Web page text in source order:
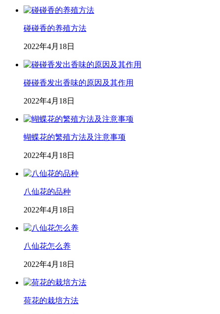
碰碰香的养殖方法
2022年4月18日
碰碰香发出香味的原因及其作用
2022年4月18日
蝴蝶花的繁殖方法及注意事项
2022年4月18日
八仙花的品种
2022年4月18日
八仙花怎么养
2022年4月18日
荷花的栽培方法